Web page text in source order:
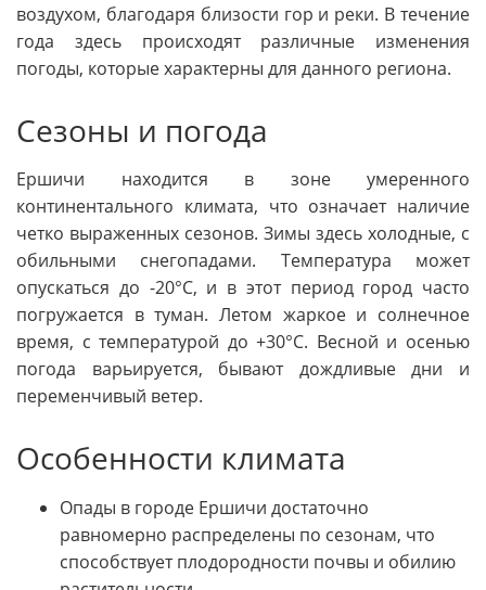
воздухом, благодаря близости гор и реки. В течение
года здесь происходят различные изменения
погоды, которые характерны для данного региона.
Сезоны и погода
Ершичи находится в зоне умеренного
континентального климата, что означает наличие
четко выраженных сезонов. Зимы здесь холодные, с
обильными снегопадами. Температура может
опускаться до -20°C, и в этот период город часто
погружается в туман. Летом жаркое и солнечное
время, с температурой до +30°C. Весной и осенью
погода варьируется, бывают дождливые дни и
переменчивый ветер.
Особенности климата
Опады в городе Ершичи достаточно
равномерно распределены по сезонам, что
способствует плодородности почвы и обилию